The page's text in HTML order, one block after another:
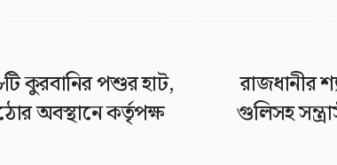
কুরবানির পশুর হাট,
অবস্থানে কর্তৃপক্ষ
রাজধানীর
গুলিসহ